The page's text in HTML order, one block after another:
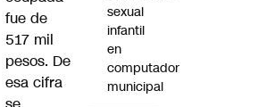
fue de
517 mil
pesos. De
esa cifra
sexual
infantil
en
computador
municipal